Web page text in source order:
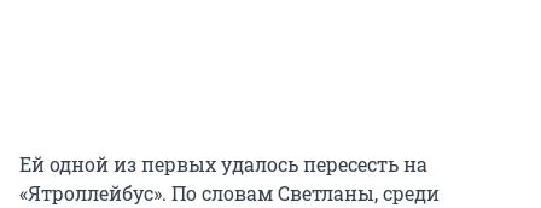
Ей одной из первых удалось пересесть на
«Ятроллейбус». По словам Светланы, среди